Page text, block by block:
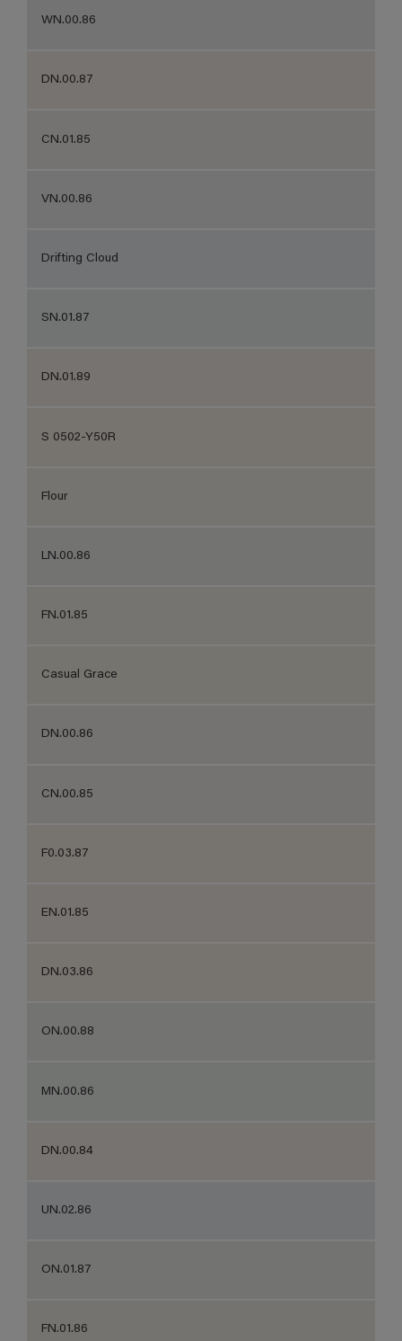
WN.00.86
DN.00.87
CN.01.85
VN.00.86
Drifting Cloud
SN.01.87
DN.01.89
S 0502-Y50R
Flour
LN.00.86
FN.01.85
Casual Grace
DN.00.86
CN.00.85
F0.03.87
EN.01.85
DN.03.86
ON.00.88
MN.00.86
DN.00.84
UN.02.86
ON.01.87
FN.01.86